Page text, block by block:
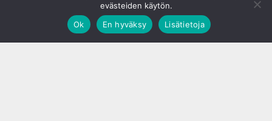
evästeiden käytön.
Ok
En hyväksy Lisätietoja